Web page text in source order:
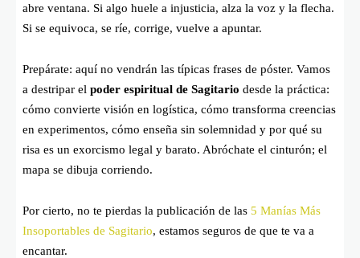
abre ventana. Si algo huele a injusticia, alza la voz y la flecha.
Si se equivoca, se ríe, corrige, vuelve a apuntar.
Prepárate: aquí no vendrán las típicas frases de póster. Vamos
a destripar el poder espiritual de Sagitario desde la práctica:
cómo convierte visión en logística, cómo transforma creencias
en experimentos, cómo enseña sin solemnidad y por qué su
risa es un exorcismo legal y barato. Abróchate el cinturón; el
mapa se dibuja corriendo.
Por cierto, no te pierdas la publicación de las 5 Manías Más
Insoportables de Sagitario, estamos seguros de que te va a
encantar.